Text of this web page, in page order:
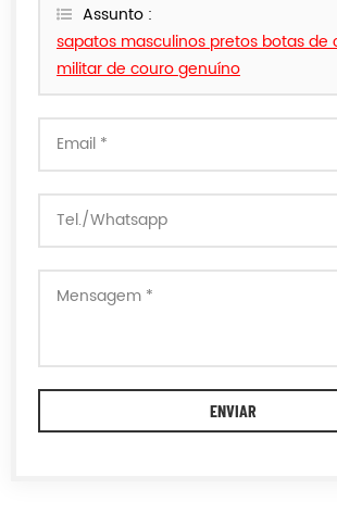
Assunto :
sapatos masculinos pretos botas de
militar de couro genuíno